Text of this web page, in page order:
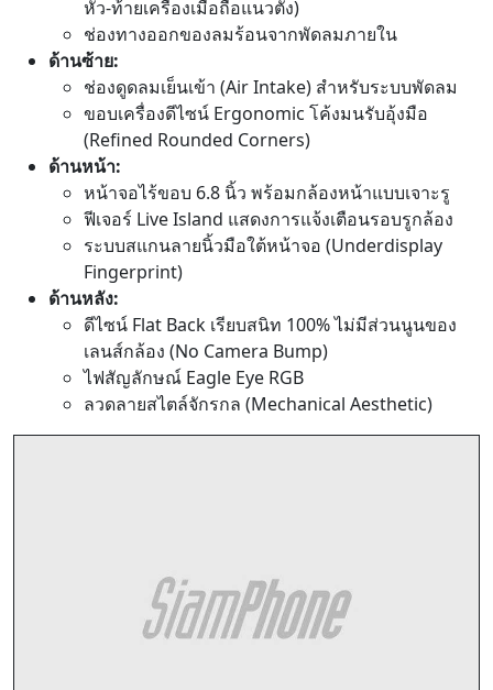
หัว-ท้ายเครื่องเมื่อถือแนวตั้ง)
ช่องทางออกของลมร้อนจากพัดลมภายใน
ด้านซ้าย:
ช่องดูดลมเย็นเข้า (Air Intake) สำหรับระบบพัดลม
ขอบเครื่องดีไซน์ Ergonomic โค้งมนรับอุ้งมือ
(Refined Rounded Corners)
ด้านหน้า:
หน้าจอไร้ขอบ 6.8 นิ้ว พร้อมกล้องหน้าแบบเจาะรู
ฟีเจอร์ Live Island แสดงการแจ้งเตือนรอบรูกล้อง
ระบบสแกนลายนิ้วมือใต้หน้าจอ (Underdisplay
Fingerprint)
ด้านหลัง:
ดีไซน์ Flat Back เรียบสนิท 100% ไม่มีส่วนนูนของ
เลนส์กล้อง (No Camera Bump)
ไฟสัญลักษณ์ Eagle Eye RGB
ลวดลายสไตล์จักรกล (Mechanical Aesthetic)